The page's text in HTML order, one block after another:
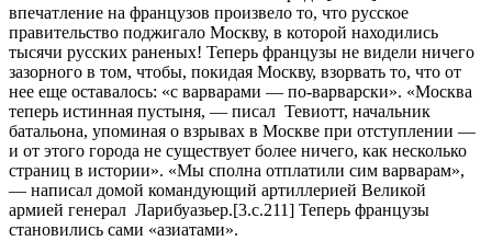
впечатление на французов произвело то, что русское
правительство поджигало Москву, в которой находились
тысячи русских раненых! Теперь французы не видели ничего
зазорного в том, чтобы, покидая Москву, взорвать то, что от
нее еще оставалось: «с варварами — по-варварски». «Москва
теперь истинная пустыня, — писал Тевиотт, начальник
батальона, упоминая о взрывах в Москве при отступлении —
и от этого города не существует более ничего, как несколько
страниц в истории». «Мы сполна отплатили сим варварам»,
— написал домой командующий артиллерией Великой
армией генерал Ларибуазьер.[3.с.211] Теперь французы
становились сами «азиатами».